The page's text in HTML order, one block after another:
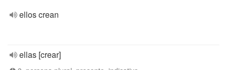
ellos crean
ellas [crear]